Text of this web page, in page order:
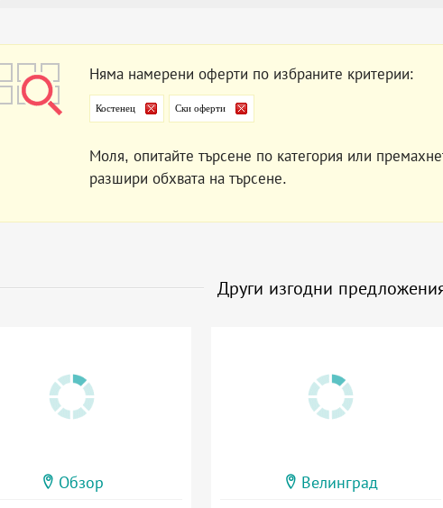
Няма намерени оферти по избраните критерии:
Костенец Ски оферти
Моля, опитайте търсене по категория или
разшири обхвата на търсене.
Други изгодни
Обзор Велинград